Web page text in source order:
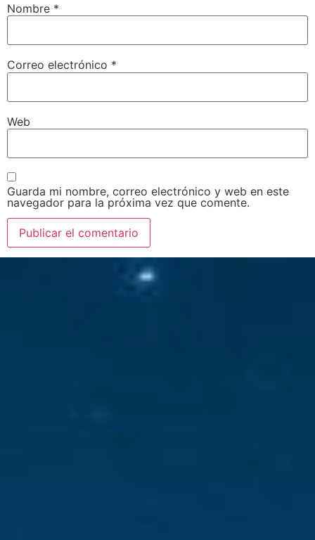
Nombre *
Correo electrónico *
Web
Guarda mi nombre, correo electrónico y web en este
navegador para la próxima vez que comente.